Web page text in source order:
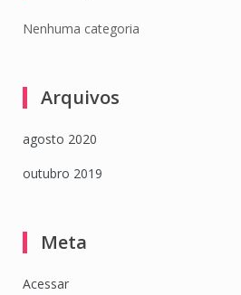
Nenhuma categoria
Arquivos
agosto 2020
outubro 2019
Meta
Acessar